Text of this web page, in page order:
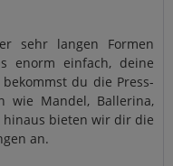
sehr langen Formen
enorm einfach, deine
du die Press-
wie Mandel, Ballerina,
hinaus bieten wir dir die
an.